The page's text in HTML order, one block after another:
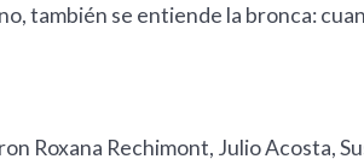
también se entiende la bronca:
Roxana Rechimont, Julio Acosta,